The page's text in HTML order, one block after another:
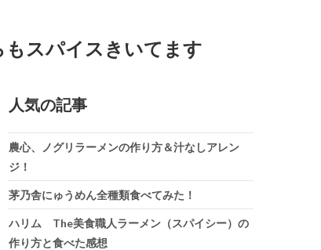
スパイスきいてます
人気の記事
農心、ノグリラーメンの作り方＆汁なしアレン
ジ！
茅乃舎にゅうめん全種類食べてみた！
ハリム The美食職人ラーメン（スパイシー）の
作り方と食べた感想